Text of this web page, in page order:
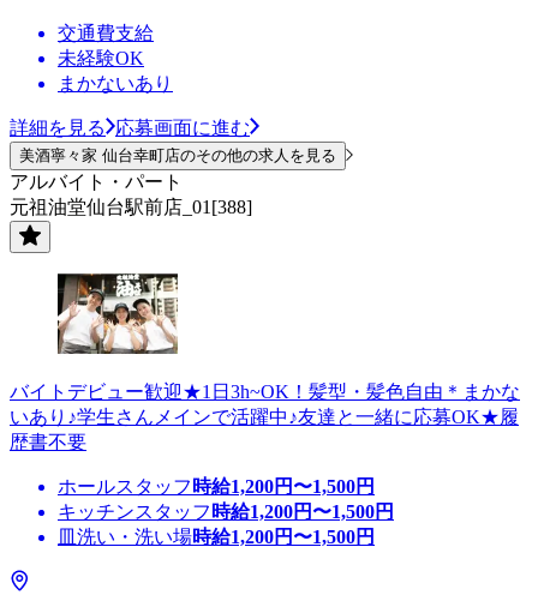
交通費支給
未経験OK
まかないあり
詳細を見る 応募画面に進む
美酒寧々家 仙台幸町店のその他の求人を見る
アルバイト・パート
元祖油堂仙台駅前店_01[388]
バイトデビュー歓迎★1日3h~OK！髪型・髪色自由＊まかな
いあり♪学生さんメインで活躍中♪友達と一緒に応募OK★履
歴書不要
ホールスタッフ 時給1,200円〜1,500円
キッチンスタッフ 時給1,200円〜1,500円
皿洗い・洗い場時給1,200円〜1,500円